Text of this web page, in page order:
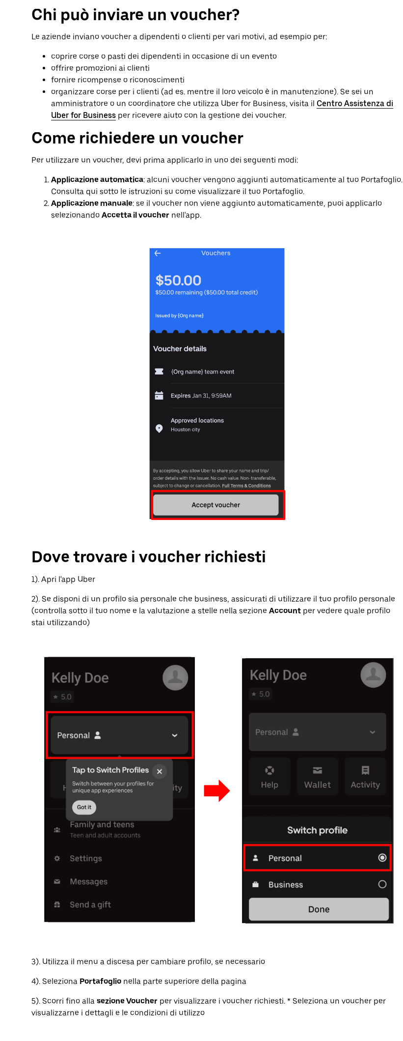
Chi può inviare un voucher?
Le aziende inviano voucher a dipendenti o clienti per vari motivi, ad esempio per:
coprire corse o pasti dei dipendenti in occasione di un evento
offrire promozioni ai clienti
fornire ricompense o riconoscimenti
organizzare corse per i clienti (ad es. mentre il loro veicolo è in manutenzione). Se sei un
amministratore o un coordinatore che utilizza Uber for Business, visita il Centro Assistenza di
Uber for Business per ricevere aiuto con la gestione dei voucher.
Come richiedere un voucher
Per utilizzare un voucher, devi prima applicarlo in uno dei seguenti modi:
Applicazione automatica: alcuni voucher vengono aggiunti automaticamente al tuo Portafoglio.
Consulta qui sotto le istruzioni su come visualizzare il tuo Portafoglio.
Applicazione manuale: se il voucher non viene aggiunto automaticamente, puoi applicarlo
selezionando Accetta il voucher nell'app.
Dove trovare i voucher richiesti
1). Apri l'app Uber
2). Se disponi di un profilo sia personale che business, assicurati di utilizzare il tuo profilo personale
(controlla sotto il tuo nome e la valutazione a stelle nella sezione Account per vedere quale profilo
stai utilizzando)
3). Utilizza il menu a discesa per cambiare profilo, se necessario
4). Seleziona Portafoglio nella parte superiore della pagina
5). Scorri fino alla sezione Voucher per visualizzare i voucher richiesti. * Seleziona un voucher per
visualizzarne i dettagli e le condizioni di utilizzo